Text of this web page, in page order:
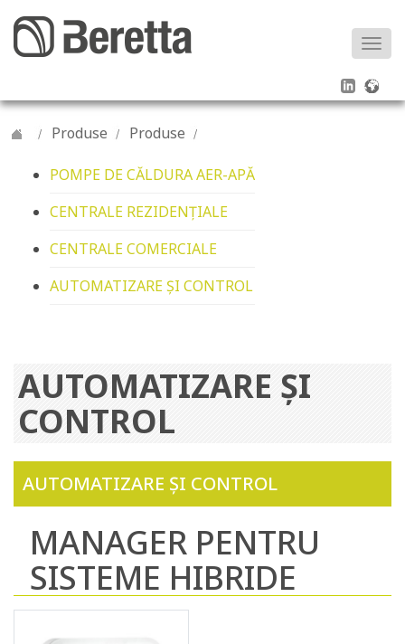
Produse Produse
POMPE DE CĂLDURA AER-APĂ
CENTRALE REZIDENȚIALE
CENTRALE COMERCIALE
AUTOMATIZARE ȘI CONTROL
AUTOMATIZARE ȘI
CONTROL
AUTOMATIZARE ȘI CONTROL
MANAGER PENTRU
SISTEME HIBRIDE